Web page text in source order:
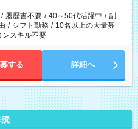
/ 履歴書不要 / 40～50代活躍中 / 副
/ シフト勤務 / 10名以上の大量募
ンスキル不要
する 詳細へ
読